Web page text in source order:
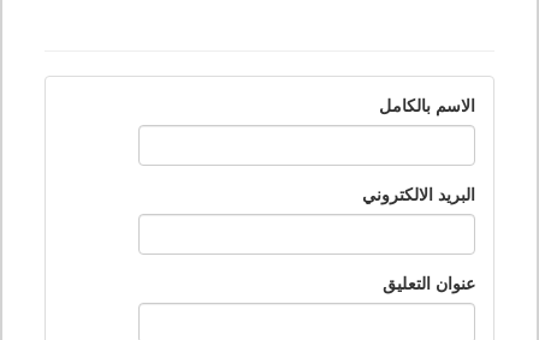
الاسم بالكامل
البريد الالكتروني
عنوان التعليق